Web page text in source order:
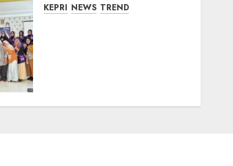
KEPRI NEWS TREND